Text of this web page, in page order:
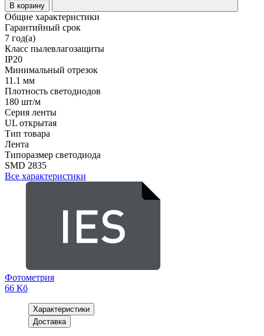
В корзину
Общие характеристики
Гарантийный срок
7 год(а)
Класс пылевлагозащиты
IP20
Минимальный отрезок
11.1 мм
Плотность светодиодов
180 шт/м
Серия ленты
UL открытая
Тип товара
Лента
Типоразмер светодиода
SMD 2835
Все характеристики
Фотометрия
66 Кб
Характеристики
Доставка